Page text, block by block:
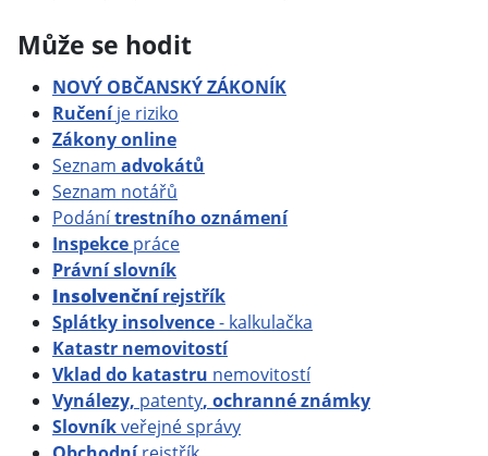
Může se hodit
NOVÝ OBČANSKÝ ZÁKONÍK
Ručeníje riziko
Zákony online
Seznam advokátů
Seznam notářů
Podánítrestního oznámení
Inspekce práce
Právní slovník
Insolvenčnírejstřík
Splátky insolvence- kalkulačka
Katastr nemovitostí
Vklad do katastru nemovitostí
Vynálezy, patenty, ochranné známky
Slovníkveřejné správy